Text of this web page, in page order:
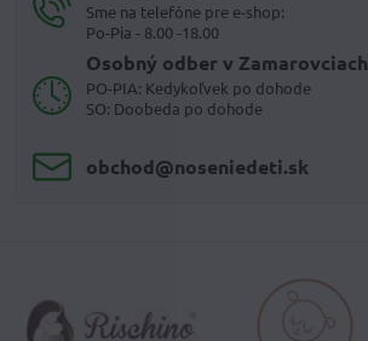
Sme na telefóne pre e-shop:
Po-Pia - 8.00 -18.00
Osobný odber v Zamarovciach
PO-PIA: Kedykoľvek po dohode
SO: Doobeda po dohode
obchod​@noseniedeti​.sk